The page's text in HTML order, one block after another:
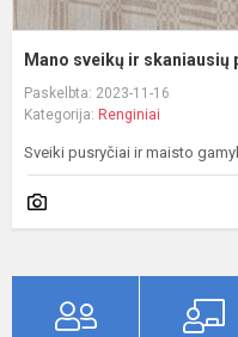
Mano sveikų ir skaniausių
Paskelbta: 2023-11-16
Kategorija: Renginiai
Sveiki pusryčiai ir maisto